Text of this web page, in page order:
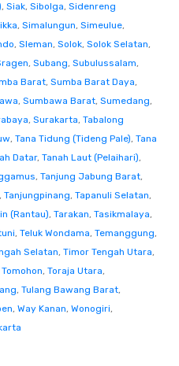
, Siak, Sibolga, Sidenreng
, Simalungun, Simeulue,
, Sleman, Solok, Solok Selatan,
, Subang, Subulussalam,
Barat, Sumba Barat Daya,
, Sumbawa Barat, Sumedang,
, Surakarta, Tabalong
, Tana Tidung (Tideng Pale), Tana
Datar, Tanah Laut (Pelaihari),
, Tanjung Jabung Barat,
, Tanjungpinang, Tapanuli Selatan,
(Rantau), Tarakan, Tasikmalaya,
, Teluk Wondama, Temanggung,
Selatan, Timor Tengah Utara,
Tomohon, Toraja Utara,
, Tulang Bawang Barat,
, Way Kanan, Wonogiri,